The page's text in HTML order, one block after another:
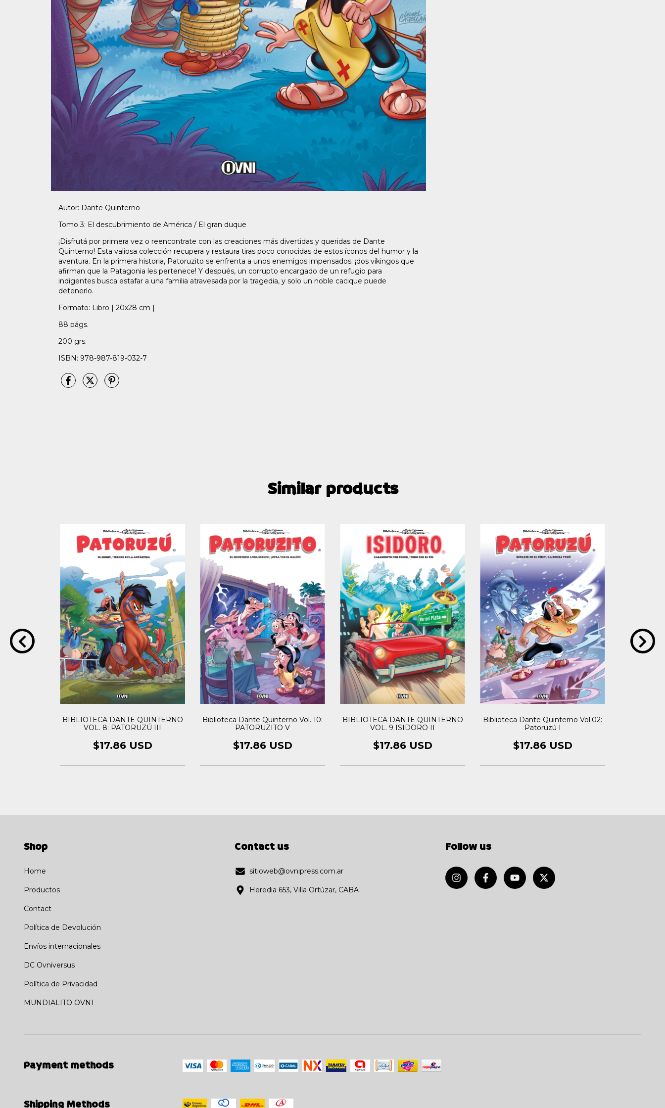
Autor: Dante Quinterno
Tomo 3: El descubrimiento de América / El gran duque
¡Disfrutá por primera vez o reencontrate con las creaciones más divertidas y queridas de Dante
Quinterno! Esta valiosa colección recupera y restaura tiras poco conocidas de estos íconos del humor y la
aventura. En la primera historia, Patoruzito se enfrenta a unos enemigos impensados: ¡dos vikingos que
afirman que la Patagonia les pertenece! Y después, un corrupto encargado de un refugio para
indigentes busca estafar a una familia atravesada por la tragedia, y solo un noble cacique puede
detenerlo.
Formato: Libro | 20x28 cm |
88 págs.
200 grs.
ISBN: 978-987-819-032-7
Similar products
BIBLIOTECA DANTE QUINTERNO
VOL. 8: PATORUZÚ III
$17.86 USD
Biblioteca Dante Quinterno Vol. 10:
PATORUZITO V
$17.86 USD
BIBLIOTECA DANTE QUINTERNO
VOL. 9 ISIDORO II
$17.86 USD
Biblioteca Dante Quinterno Vol.02:
Patoruzú I
$17.86 USD
Shop
Home
Productos
Contact
Política de Devolución
Envíos internacionales
DC Ovniversus
Política de Privacidad
MUNDIALITO OVNI
Contact us
sitioweb@ovnipress.com.ar
Heredia 653, Villa Ortúzar, CABA
Follow us
Payment methods
Shipping Methods